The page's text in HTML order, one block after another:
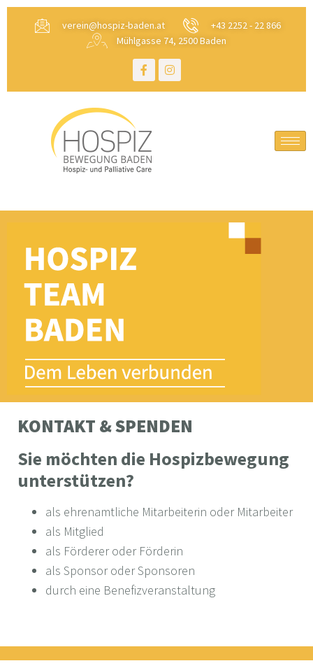
verein@hospiz-baden.at
+43 2252 - 22 866
Mühlgasse 74, 2500 Baden
KONTAKT & SPENDEN
Sie möchten die Hospizbewegung
unterstützen?
als ehrenamtliche Mitarbeiterin oder Mitarbeiter
als Mitglied
als Förderer oder Förderin
als Sponsor oder Sponsoren
durch eine Benefizveranstaltung